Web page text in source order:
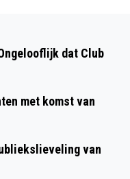
dat Club
met komst van
van